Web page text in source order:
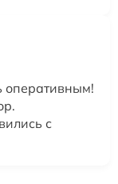
оперативным!
с